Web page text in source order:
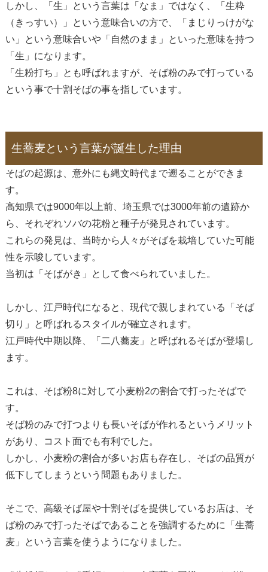
しかし、「生」という言葉は「なま」ではなく、「生粋
（きっすい）」という意味合いの方で、「まじりっけがな
い」という意味合いや「自然のまま」といった意味を持つ
「生」になります。
「生粉打ち」とも呼ばれますが、そば粉のみで打っている
という事で十割そばの事を指しています。
生蕎麦という言葉が誕生した理由
そばの起源は、意外にも縄文時代まで遡ることができま
す。
高知県では9000年以上前、埼玉県では3000年前の遺跡か
ら、それぞれソバの花粉と種子が発見されています。
これらの発見は、当時から人々がそばを栽培していた可能
性を示唆しています。
当初は「そばがき」として食べられていました。
しかし、江戸時代になると、現代で親しまれている「そば
切り」と呼ばれるスタイルが確立されます。
江戸時代中期以降、「二八蕎麦」と呼ばれるそばが登場し
ます。
これは、そば粉8に対して小麦粉2の割合で打ったそばで
す。
そば粉のみで打つよりも長いそばが作れるというメリット
があり、コスト面でも有利でした。
しかし、小麦粉の割合が多いお店も存在し、そばの品質が
低下してしまうという問題もありました。
そこで、高級そば屋や十割そばを提供しているお店は、そ
ば粉のみで打ったそばであることを強調するために「生蕎
麦」という言葉を使うようになりました。